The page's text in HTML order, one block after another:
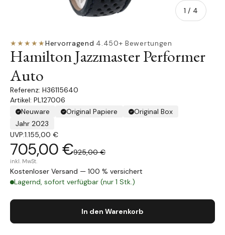
1 / von
4
★★★★★Hervorragend·4.450+ Bewertungen
Hamilton Jazzmaster Performer
Auto
H36115640
Artikel: PL127006
Neuware
Original Papiere
Original Box
Jahr 2023
UVP:1.155,00 €
705,00 €925,00 €
inkl. MwSt.
Kostenloser Versand — 100 % versichert
Lagernd, sofort verfügbar (nur 1 Stk.)
In den Warenkorb